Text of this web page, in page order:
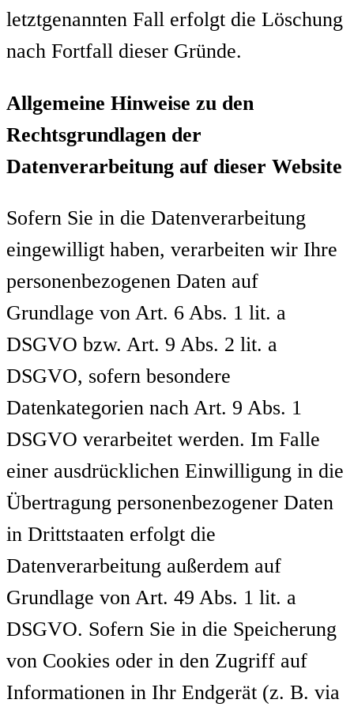
letztgenannten Fall erfolgt die Löschung
nach Fortfall dieser Gründe.
Allgemeine Hinweise zu den
Rechtsgrundlagen der
Datenverarbeitung auf dieser Website
Sofern Sie in die Datenverarbeitung
eingewilligt haben, verarbeiten wir Ihre
personenbezogenen Daten auf
Grundlage von Art. 6 Abs. 1 lit. a
DSGVO bzw. Art. 9 Abs. 2 lit. a
DSGVO, sofern besondere
Datenkategorien nach Art. 9 Abs. 1
DSGVO verarbeitet werden. Im Falle
einer ausdrücklichen Einwilligung in die
Übertragung personenbezogener Daten
in Drittstaaten erfolgt die
Datenverarbeitung außerdem auf
Grundlage von Art. 49 Abs. 1 lit. a
DSGVO. Sofern Sie in die Speicherung
von Cookies oder in den Zugriff auf
Informationen in Ihr Endgerät (z. B. via